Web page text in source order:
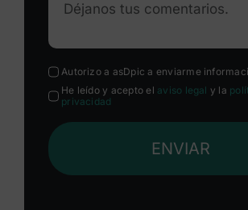
Autorizo a asDpic a enviarme
He leído y acepto el aviso legal y la
privacidad
ENVIAR